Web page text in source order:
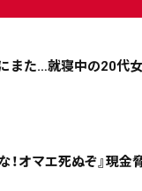
また…就寝中の20代
オマエ死ぬぞ』現金